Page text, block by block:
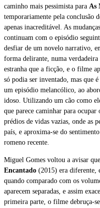
caminho mais pessimista para As
temporariamente pela conclusão
apenas inacreditável. As
continuam com o episódio
desfiar de um novelo narrativo,
forma delirante, numa verdadeira
estranha que a ficção, e o filme
só podia ser inventado, mas que
um episódio melancólico, ao
idoso. Utilizando um cão como
que parece caminhar para
prédios de vidas vazias, onde as
país, e aproxima-se do
romeno recente.
Miguel Gomes voltou a avisar que
Encantado (2015) era diferente,
quando comparado com os
aparecem separadas, e assim
primeira parte, o filme debruça-